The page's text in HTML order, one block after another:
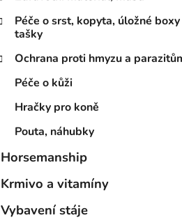
Péče o srst, kopyta, úložné boxy
tašky
Ochrana proti hmyzu a
Péče o kůži
Hračky pro koně
Pouta, náhubky
Horsemanship
Krmivo a vitamíny
Vybavení stáje